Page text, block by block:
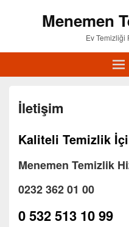
Menemen
Ev Temizliği
İletişim
Kaliteli Temizlik
Menemen Temizlik
0232 362 01 00
0 532 513 10 99